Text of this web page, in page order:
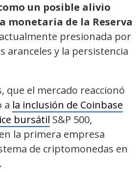
un posible alivio
monetaria de la Reserva
actualmente presionada por
aranceles y la persistencia
que el mercado reaccionó
a la inclusión de Coinbase
bursátil S&P 500,
la primera empresa
de criptomonedas en